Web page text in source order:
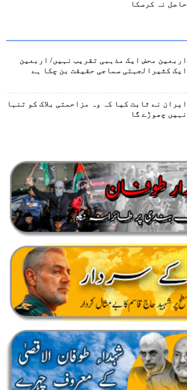
حاصل نہ کرسکا
اربعین محض ایک مذہبی تقریب نہیں/ اربعین
ایک کثیرالجہتی سماجی حقیقت بن چکا ہے
ایران نے ثابت کیا کہ وہ مزاحمتی بلاک کو تنہا
نہیں چھوڑے گا